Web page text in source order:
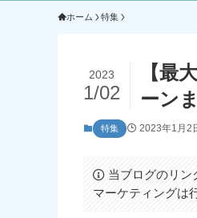
ホーム 特集
【最
ーン
2023
1/02
特集 2023年1月2
当ブログのリン
マーケティングは